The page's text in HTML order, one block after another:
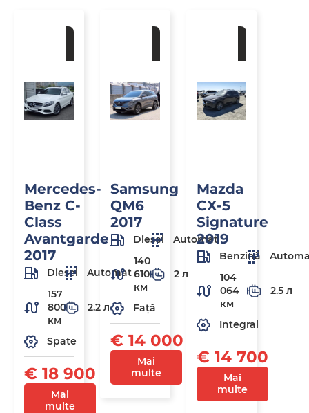
Mercedes-
Benz C-
Class
Avantgarde
2017
Diesel
Automat
157
800
км
2.2 л
Spate
€ 18 900
Mai
multe
Samsung
QM6
2017
Diesel
Automat
140
610
км
2 л
Față
€ 14 000
Mai
multe
Mazda
CX-5
Signature
2019
Benzină
104
064
км
2.5 л
Integral
€ 14 700
Mai
multe